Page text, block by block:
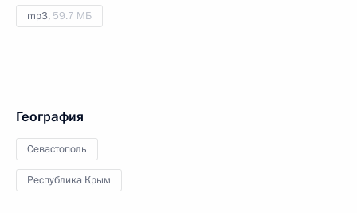
mp3, 59.7 МБ
География
Севастополь
Республика Крым